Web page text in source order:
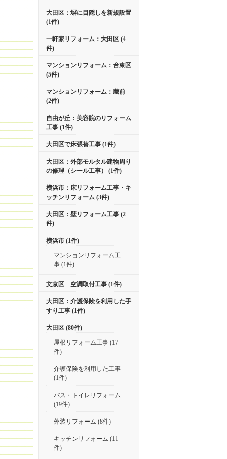
大田区：塀に目隠しを新規設置
(1件)
一軒家リフォーム：大田区 (4
件)
マンションリフォーム：台東区
(5件)
マンションリフォーム：蔵前
(2件)
自由が丘：美容院のリフォーム
工事 (1件)
大田区で床張替工事 (1件)
大田区：外部モルタル建物周り
の修理（シール工事） (1件)
横浜市：床リフォーム工事・キ
ッチンリフォーム (3件)
大田区：壁リフォーム工事 (2
件)
横浜市 (1件)
マンションリフォーム工
事 (1件)
文京区 空調取付工事 (1件)
大田区：介護保険を利用した手
すり工事 (1件)
大田区 (80件)
屋根リフォーム工事 (17
件)
介護保険を利用した工事
(1件)
バス・トイレリフォーム
(19件)
外装リフォーム (8件)
キッチンリフォーム (11
件)